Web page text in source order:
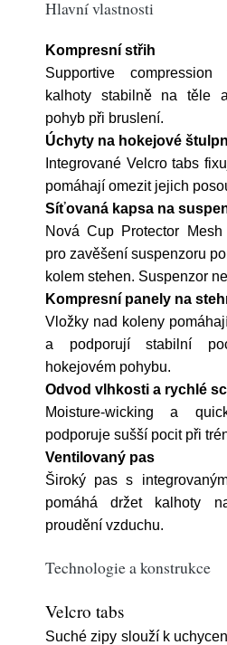
Hlavní vlastnosti
Kompresní střih
Supportive
kalhoty stabilně na těle
pohyb při bruslení.
Úchyty na hokejové
Integrované Velcro tabs
pomáhají omezit jejich
Síťovaná kapsa na
Nová Cup Protector
pro zavěšení suspenzoru
kolem stehen. Suspenzor
Kompresní panely na
Vložky nad koleny
a podporují stabilní
hokejovém pohybu.
Odvod vlhkosti a rychlé
Moisture-wicking a
podporuje sušší pocit při
Ventilovaný pas
Široký pas s
pomáhá držet kalhoty
proudění vzduchu.
Technologie a konstrukce
Velcro tabs
Suché zipy slouží k